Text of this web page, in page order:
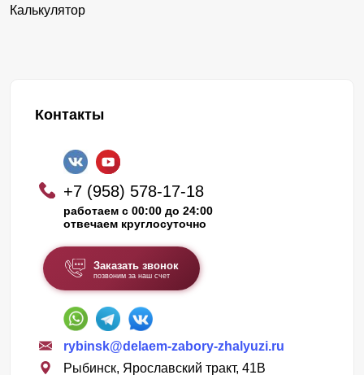
Калькулятор
Контакты
+7 (958) 578-17-18
работаем с 00:00 до 24:00
отвечаем круглосуточно
Заказать звонок
позвоним за наш счет
rybinsk@delaem-zabory-zhalyuzi.ru
Рыбинск, Ярославский тракт, 41В